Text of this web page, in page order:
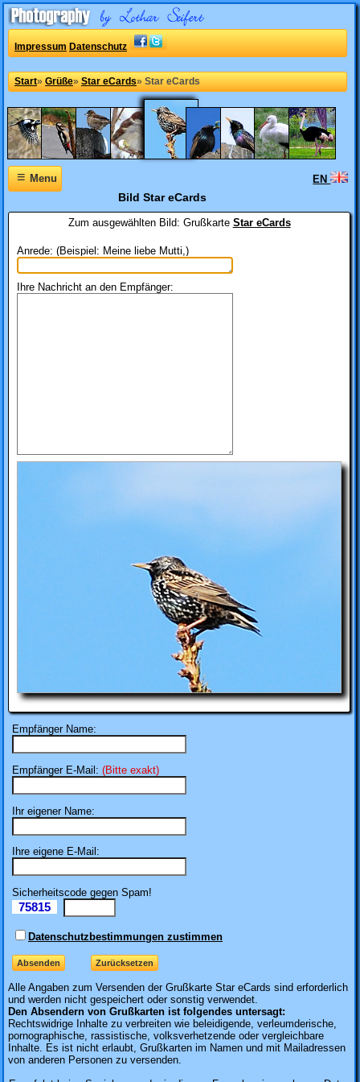
Impressum Datenschutz
Start» Grüße» Star eCards» Star eCards
≡Menu EN
Bild Star eCards
Zum ausgewählten Bild: Grußkarte Star eCards
Anrede: (Beispiel: Meine liebe Mutti,)
Ihre Nachricht an den Empfänger:
Empfänger Name:
Empfänger E-Mail: (Bitte exakt)
Ihr eigener Name:
Ihre eigene E-Mail:
Sicherheitscode gegen Spam!
75815
Datenschutzbestimmungen zustimmen
Alle Angaben zum Versenden der Grußkarte Star eCards sind erforderlich
und werden nicht gespeichert oder sonstig verwendet.
Den Absendern von Grußkarten ist folgendes untersagt:
Rechtswidrige Inhalte zu verbreiten wie beleidigende, verleumderische,
pornographische, rassistische, volksverhetzende oder vergleichbare
Inhalte. Es ist nicht erlaubt, Grußkarten im Namen und mit Mailadressen
von anderen Personen zu versenden.